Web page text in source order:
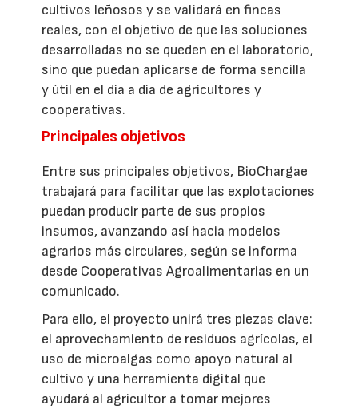
cultivos leñosos y se validará en fincas
reales, con el objetivo de que las soluciones
desarrolladas no se queden en el laboratorio,
sino que puedan aplicarse de forma sencilla
y útil en el día a día de agricultores y
cooperativas.
Principales objetivos
Entre sus principales objetivos, BioChargae
trabajará para facilitar que las explotaciones
puedan producir parte de sus propios
insumos, avanzando así hacia modelos
agrarios más circulares, según se informa
desde Cooperativas Agroalimentarias en un
comunicado.
Para ello, el proyecto unirá tres piezas clave:
el aprovechamiento de residuos agrícolas, el
uso de microalgas como apoyo natural al
cultivo y una herramienta digital que
ayudará al agricultor a tomar mejores